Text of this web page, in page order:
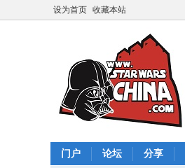
设为首页 收藏本站
门户 论坛 分享